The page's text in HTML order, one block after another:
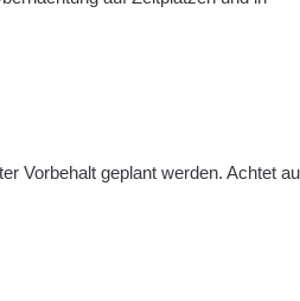
Vorbehalt geplant werden. Achtet